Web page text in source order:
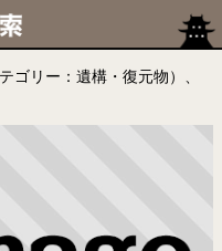
ゴリー：遺構・復元物）、